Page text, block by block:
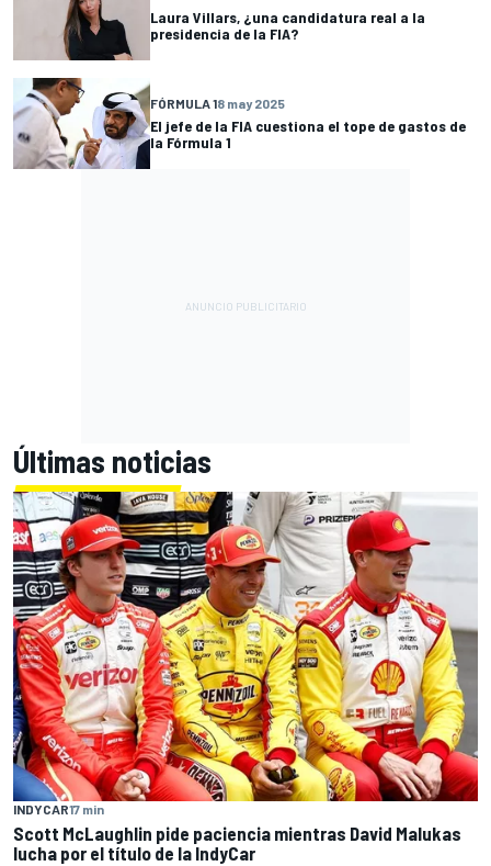
Laura Villars, ¿una candidatura real a la
presidencia de la FIA?
FÓRMULA 18 may 2025
El jefe de la FIA cuestiona el tope de gastos de
la Fórmula 1
Últimas noticias
INDYCAR17 min
Scott McLaughlin pide paciencia mientras David Malukas
lucha por el título de la IndyCar